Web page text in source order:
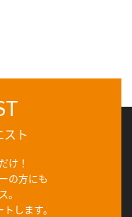
ト
け！
の方にも
。
します。